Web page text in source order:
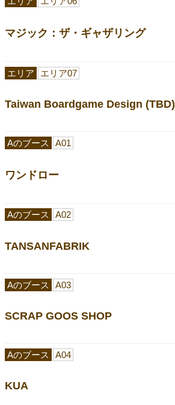
マジック：ザ・ギャザリング
Taiwan Boardgame Design (TBD)
エリア エリア07
ワンドロー
Aのブース A01
TANSANFABRIK
Aのブース A02
SCRAP GOOS SHOP
Aのブース A03
KUA
Aのブース A04